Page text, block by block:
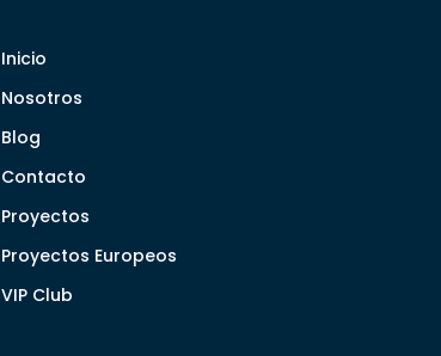
Inicio
Nosotros
Blog
Contacto
Proyectos
Proyectos Europeos
VIP Club